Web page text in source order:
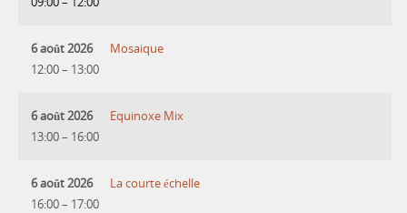
6 août 2026
12:00– 13:00
Mosaique
6 août 2026
13:00– 16:00
Equinoxe Mix
6 août 2026
16:00– 17:00
La courte échelle